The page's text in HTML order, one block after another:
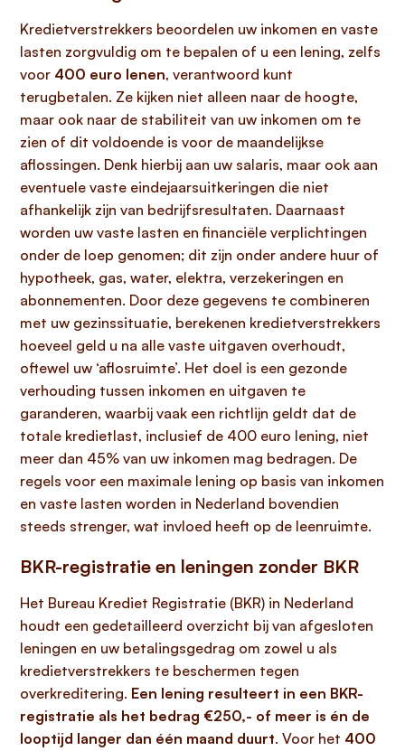
Kredietverstrekkers beoordelen uw inkomen en vaste
lasten zorgvuldig om te bepalen of u een lening, zelfs
voor 400 euro lenen, verantwoord kunt
terugbetalen. Ze kijken niet alleen naar de hoogte,
maar ook naar de stabiliteit van uw inkomen om te
zien of dit voldoende is voor de maandelijkse
aflossingen. Denk hierbij aan uw salaris, maar ook aan
eventuele vaste eindejaarsuitkeringen die niet
afhankelijk zijn van bedrijfsresultaten. Daarnaast
worden uw vaste lasten en financiële verplichtingen
onder de loep genomen; dit zijn onder andere huur of
hypotheek, gas, water, elektra, verzekeringen en
abonnementen. Door deze gegevens te combineren
met uw gezinssituatie, berekenen kredietverstrekkers
hoeveel geld u na alle vaste uitgaven overhoudt,
oftewel uw ‘aflosruimte’. Het doel is een gezonde
verhouding tussen inkomen en uitgaven te
garanderen, waarbij vaak een richtlijn geldt dat de
totale kredietlast, inclusief de 400 euro lening, niet
meer dan 45% van uw inkomen mag bedragen. De
regels voor een maximale lening op basis van inkomen
en vaste lasten worden in Nederland bovendien
steeds strenger, wat invloed heeft op de leenruimte.
BKR-registratie en leningen zonder BKR
Het Bureau Krediet Registratie (BKR) in Nederland
houdt een gedetailleerd overzicht bij van afgesloten
leningen en uw betalingsgedrag om zowel u als
kredietverstrekkers te beschermen tegen
overkreditering. Een lening resulteert in een BKR-
registratie als het bedrag €250,- of meer is én de
looptijd langer dan één maand duurt. Voor het 400